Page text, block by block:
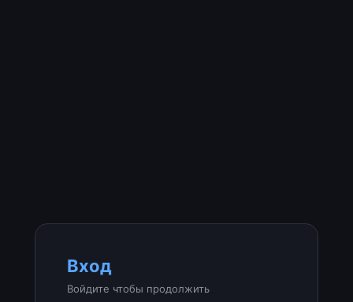
Вход
Войдите чтобы продолжить